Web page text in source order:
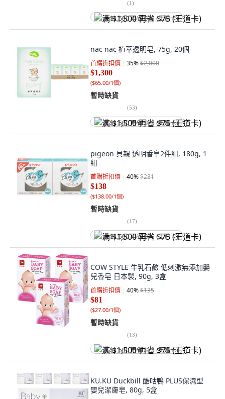
(1)
满 $1,500 再省 $75 (王道卡)
nac nac 植萃透明皂, 75g, 20個
首購折扣價 35%$2,000
$1,300
($65.00/1個)
暫時缺貨
(53)
满 $1,500 再省 $75 (王道卡)
pigeon 貝親 透明香皂2件組, 180g, 1
組
首購折扣價 40%$231
$138
($138.00/1個)
暫時缺貨
(17)
满 $1,500 再省 $75 (王道卡)
COW STYLE 牛乳石鹼 低刺激無添加嬰
兒香皂 日本製, 90g, 3盒
首購折扣價 40%$135
$81
($27.00/1個)
暫時缺貨
(13)
满 $1,500 再省 $75 (王道卡)
KU.KU Duckbill 酷咕鴨 PLUS保濕型
嬰兒潔膚皂, 80g, 5盒